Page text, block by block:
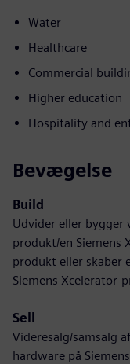
Water
Healthcare
Commercial
Higher education
Hospitality and
Bevægelse
Build
Udvider eller bygger
produkt/en Siemens
produkt eller skaber
Siemens
Sell
Videresalg/samsalg
hardware på